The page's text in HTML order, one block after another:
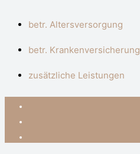
betr. Altersversorgung
betr. Krankenversicherung
zusätzliche Leistungen